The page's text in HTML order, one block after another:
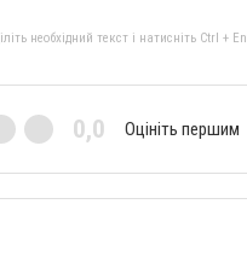
необхідний текст і натисніть Ctrl +
0,0 Оцініть першим